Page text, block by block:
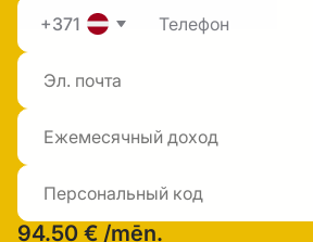
+371
94.50 € /mēn.